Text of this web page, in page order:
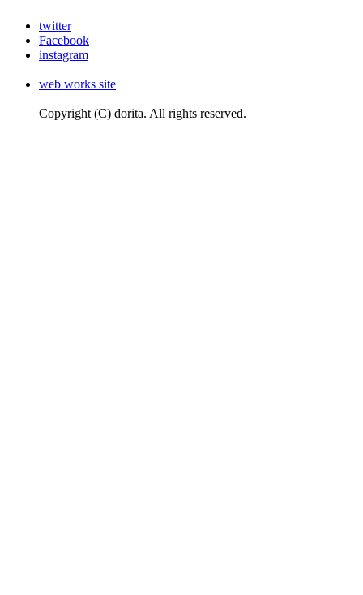
twitter
Facebook
instagram
web works site
Copyright (C) dorita. All rights reserved.